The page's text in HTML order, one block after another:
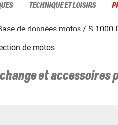
TECHNIQUE ET LOISIRS
de données motos
S 1000
de motos
et accessoires